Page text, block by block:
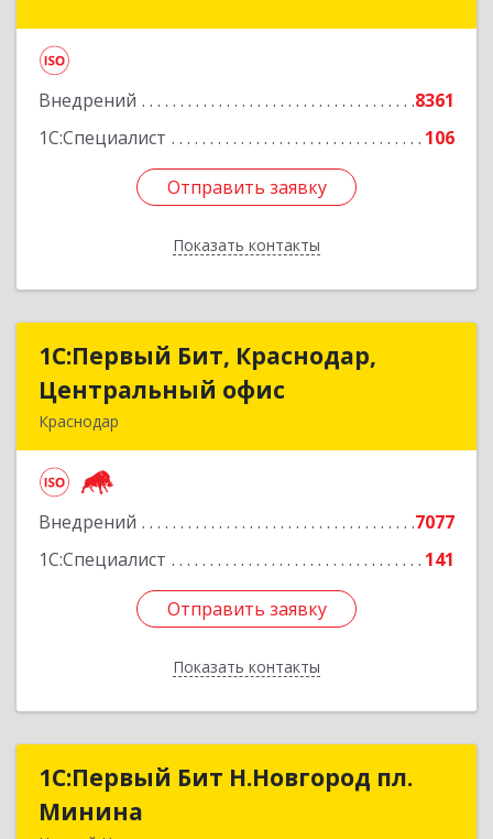
Внедрений
8361
1С:Специалист
106
Отправить заявку
Показать контакты
Отправить заявку
Назад
1С:Первый Бит, Краснодар,
Центральный офис
Краснодар
Внедрений
7077
1С:Специалист
141
Отправить заявку
Показать контакты
1С:Первый Бит, Краснодар,
Центральный офис
Монтажников ул, дом № 1/4, пом.3-12,14
Подробнее
Отправить заявку
Назад
1С:Первый Бит Н.Новгород пл.
Минина
1С:Первый Бит Н.Новгород пл.